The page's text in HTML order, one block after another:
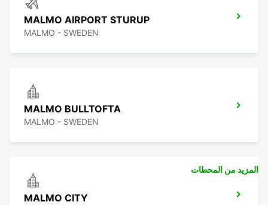
MALMO AIRPORT STURUP
MALMO - SWEDEN
MALMO BULLTOFTA
MALMO - SWEDEN
MALMO CITY
المزيد من المحطات